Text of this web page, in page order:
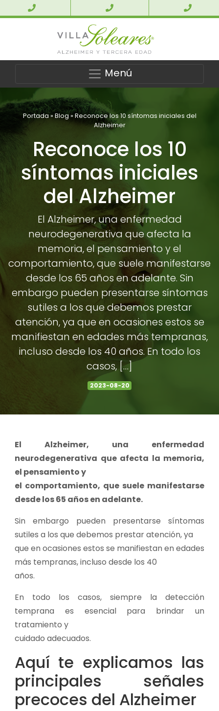
Menú
Portada »Blog»Reconoce los 10 síntomas iniciales del
Alzheimer
Reconoce los 10
síntomas iniciales
del Alzheimer
El Alzheimer, una enfermedad
neurodegenerativa que afecta la
memoria, el pensamiento y el
comportamiento, que suele manifestarse
desde los 65 años en adelante. Sin
embargo pueden presentarse síntomas
sutiles a los que debemos prestar
atención, ya que en ocasiones estos se
manifiestan en edades más tempranas,
incluso desde los 40 años. En todo los
casos, […]
2023-08-20
El Alzheimer, una enfermedad
neurodegenerativa que afecta la memoria,
el pensamiento y
el comportamiento, que suele manifestarse
desde los 65 años en adelante.
Sin embargo pueden presentarse síntomas
sutiles a los que debemos prestar atención, ya
que en ocasiones estos se manifiestan en edades
más tempranas, incluso desde los 40
años.
En todo los casos, siempre la detección
temprana es esencial para brindar un
tratamiento y
cuidado adecuados.
Aquí te explicamos las
principales señales
precoces del Alzheimer